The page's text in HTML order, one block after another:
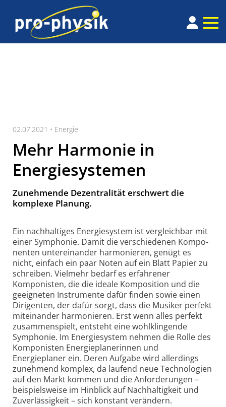
02.07.2021 • Energie
Mehr Harmonie in
Energiesystemen
Zunehmende Dezentralität erschwert die
komplexe Planung.
Ein nachhaltiges Energiesystem ist vergleichbar mit
einer Symphonie. Damit die verschiedenen Kompo­
nenten untereinander harmonieren, genügt es
nicht, einfach ein paar Noten auf ein Blatt Papier zu
schreiben. Vielmehr bedarf es erfahrener
Komponisten, die die ideale Komposition und die
geeigneten Instrumente dafür finden sowie einen
Dirigenten, der dafür sorgt, dass die Musiker perfekt
miteinander harmonieren. Erst wenn alles perfekt
zusammen­spielt, entsteht eine wohlklingende
Symphonie. Im Energiesystem nehmen die Rolle des
Komponisten Energie­planerinnen und
Energieplaner ein. Deren Aufgabe wird allerdings
zunehmend komplex, da laufend neue Techno­logien
auf den Markt kommen und die Anforderungen –
beispielsweise im Hinblick auf Nachhaltig­keit und
Zuver­lässigkeit – sich konstant verändern.